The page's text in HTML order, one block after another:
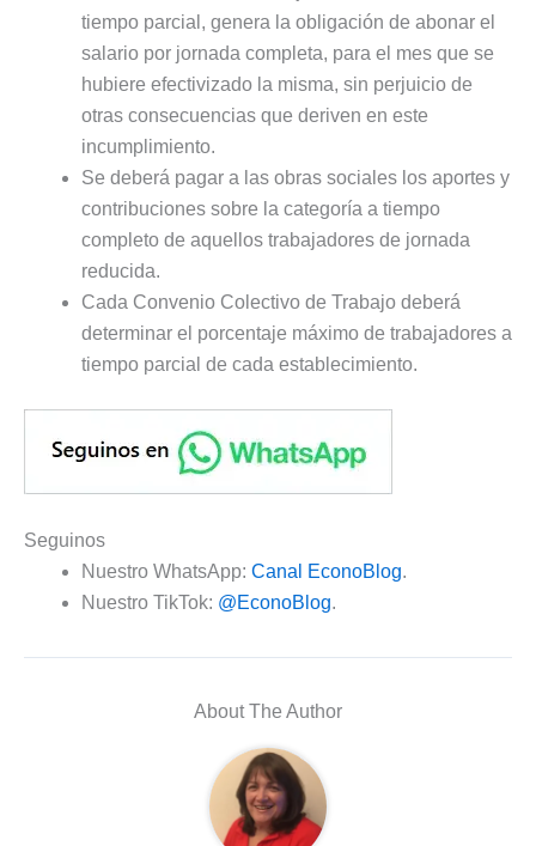
tiempo parcial, genera la obligación de abonar el
salario por jornada completa, para el mes que se
hubiere efectivizado la misma, sin perjuicio de
otras consecuencias que deriven en este
incumplimiento.
Se deberá pagar a las obras sociales los aportes y
contribuciones sobre la categoría a tiempo
completo de aquellos trabajadores de jornada
reducida.
Cada Convenio Colectivo de Trabajo deberá
determinar el porcentaje máximo de trabajadores a
tiempo parcial de cada establecimiento.
Seguinos
Nuestro WhatsApp: Canal EconoBlog.
Nuestro TikTok: @EconoBlog.
About The Author